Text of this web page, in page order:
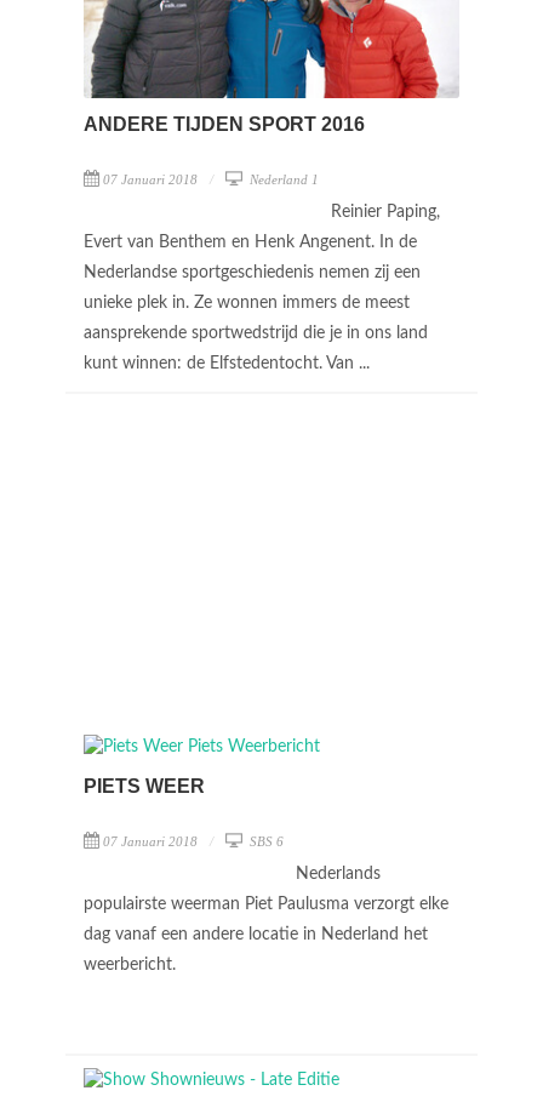
ANDERE TIJDEN SPORT 2016
07 Januari 2018 Nederland 1
Reinier Paping,
Evert van Benthem en Henk Angenent. In de
Nederlandse sportgeschiedenis nemen zij een
unieke plek in. Ze wonnen immers de meest
aansprekende sportwedstrijd die je in ons land
kunt winnen: de Elfstedentocht. Van ...
PIETS WEER
07 Januari 2018 SBS 6
Nederlands
populairste weerman Piet Paulusma verzorgt elke
dag vanaf een andere locatie in Nederland het
weerbericht.